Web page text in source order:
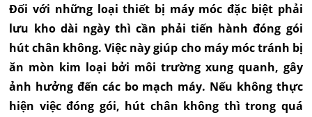
Đối với những loại thiết bị máy móc đặc biệt phải
lưu kho dài ngày thì cần phải tiến hành đóng gói
hút chân không. Việc này giúp cho máy móc tránh bị
ăn mòn kim loại bởi môi trường xung quanh, gây
ảnh hưởng đến các bo mạch máy. Nếu không thực
hiện việc đóng gói, hút chân không thì trong quá